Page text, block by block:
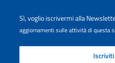
Sì, voglio iscrivermi alla
aggiornamenti sulle attività di questa